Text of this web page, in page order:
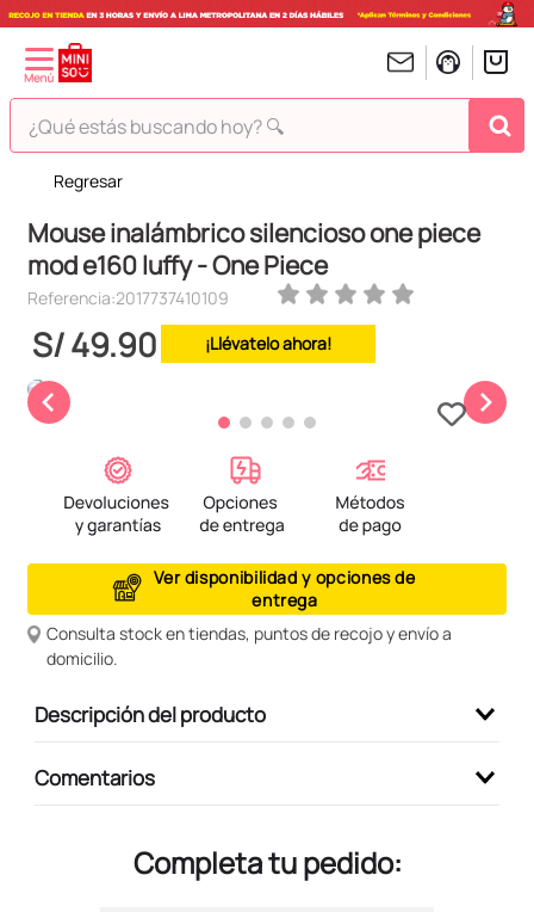
¿Qué estás buscando hoy? 🔍
Regresar
Mouse inalámbrico silencioso one piece
mod e160 luffy - One Piece
Referencia:2017737410109
S/49.90 ¡Llévatelo ahora!
Ver disponibilidad y opciones de
entrega
Consulta stock en tiendas, puntos de recojo y envío a
domicilio.
Descripción del producto
Comentarios
Completa tu pedido:
TÉRMINOS MÁS BUSCADOS
1 .
peluches
2.
hello kitty
3.
bt21s
4.
chiikawas
5
my melody
tomatodo
stitch
9.
peluche
kuromi